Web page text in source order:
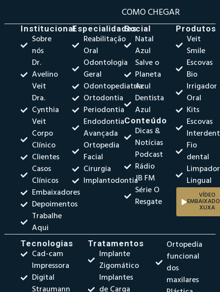
COMO CHEGAR
Institucional
Sobre
nós
Dr.
Avelino
Veit
Dra.
Cynthia
Veit
Corpo
Clínico
Clientes
Casos
Clínicos
Embaixadores
Depoimentos
Trabalhe
Aqui
Especialidades
Reabilitação
Oral
Odontologia
Geral
Odontopediatria
Ortodontia
Periodontia
Endodontia
Avançada
Ortopedia
Facial
Cirurgia
Implantodontia
Social
Natal
Azul
Salve o
Planeta
Azul
Dentista
Azul
Conteúdo
Dicas &
Notícias
Podcast
Rádio
JB FM
Série O
Resgate
Produtos
Veit
Smile
Escovas
Bio
Irrigador
Oral
Kits
Escovas
Fio
dental
Limpador
Lingual
VÍDEO
XUXA
Tecnologias
Cad-cam
Impressora
Digital
Tratamentos
Implante
Zigomático
Implantes
Ortopedia
funcional
dos
maxilares